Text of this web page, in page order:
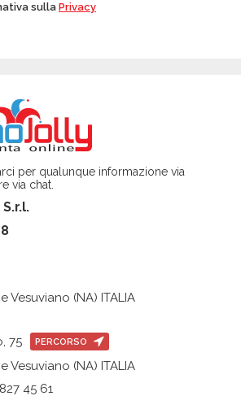
sulla Privacy
per qualunque informazione via
via chat.
Vesuviano (NA) ITALIA
75 PERCORSO
Vesuviano (NA) ITALIA
45 61